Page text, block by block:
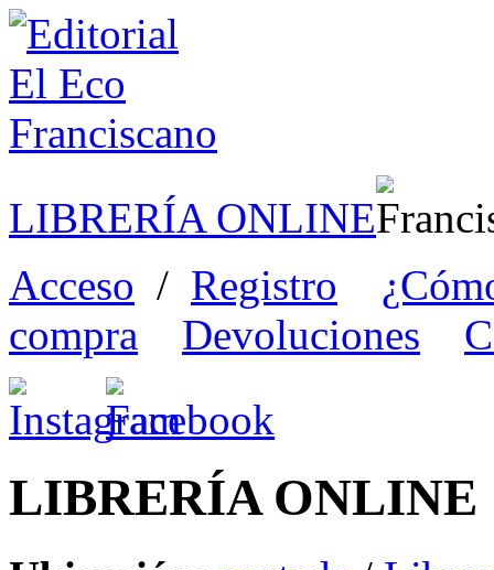
LIBRERÍA ONLINE
Acceso / Registro
compra
Devoluciones
LIBRERÍA ONLINE